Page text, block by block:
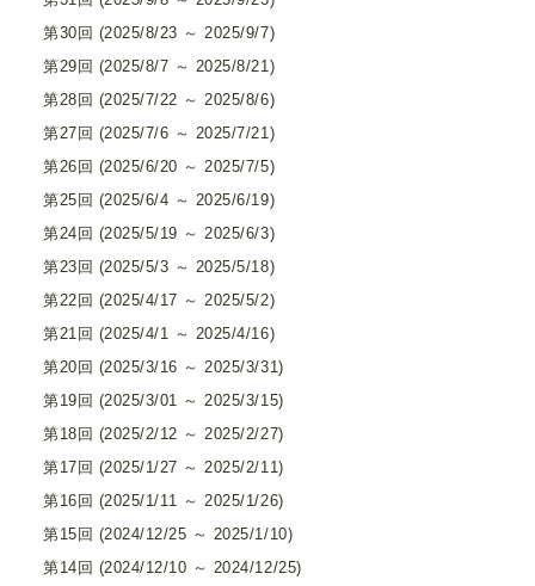
第30回 (2025/8/23 ～ 2025/9/7)
第29回 (2025/8/7 ～ 2025/8/21)
第28回 (2025/7/22 ～ 2025/8/6)
第27回 (2025/7/6 ～ 2025/7/21)
第26回 (2025/6/20 ～ 2025/7/5)
第25回 (2025/6/4 ～ 2025/6/19)
第24回 (2025/5/19 ～ 2025/6/3)
第23回 (2025/5/3 ～ 2025/5/18)
第22回 (2025/4/17 ～ 2025/5/2)
第21回 (2025/4/1 ～ 2025/4/16)
第20回 (2025/3/16 ～ 2025/3/31)
第19回 (2025/3/01 ～ 2025/3/15)
第18回 (2025/2/12 ～ 2025/2/27)
第17回 (2025/1/27 ～ 2025/2/11)
第16回 (2025/1/11 ～ 2025/1/26)
第15回 (2024/12/25 ～ 2025/1/10)
第14回 (2024/12/10 ～ 2024/12/25)